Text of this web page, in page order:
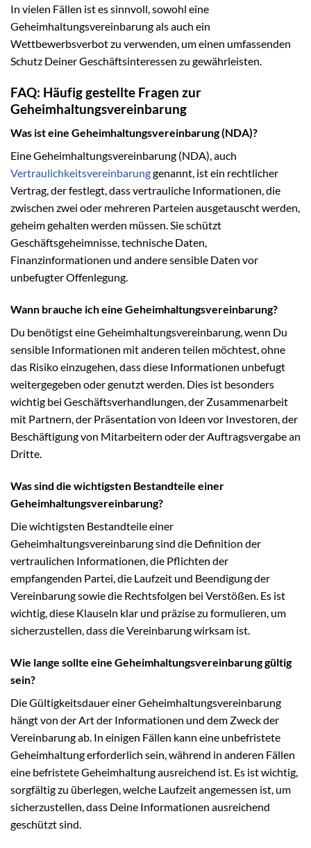
In vielen Fällen ist es sinnvoll, sowohl eine
Geheimhaltungsvereinbarung als auch ein
Wettbewerbsverbot zu verwenden, um einen umfassenden
Schutz Deiner Geschäftsinteressen zu gewährleisten.
FAQ: Häufig gestellte Fragen zur
Geheimhaltungsvereinbarung
Was ist eine Geheimhaltungsvereinbarung (NDA)?
Eine Geheimhaltungsvereinbarung (NDA), auch
Vertraulichkeitsvereinbarunggenannt, ist ein rechtlicher
Vertrag, der festlegt, dass vertrauliche Informationen, die
zwischen zwei oder mehreren Parteien ausgetauscht werden,
geheim gehalten werden müssen. Sie schützt
Geschäftsgeheimnisse, technische Daten,
Finanzinformationen und andere sensible Daten vor
unbefugter Offenlegung.
Wann brauche ich eine Geheimhaltungsvereinbarung?
Du benötigst eine Geheimhaltungsvereinbarung, wenn Du
sensible Informationen mit anderen teilen möchtest, ohne
das Risiko einzugehen, dass diese Informationen unbefugt
weitergegeben oder genutzt werden. Dies ist besonders
wichtig bei Geschäftsverhandlungen, der Zusammenarbeit
mit Partnern, der Präsentation von Ideen vor Investoren, der
Beschäftigung von Mitarbeitern oder der Auftragsvergabe an
Dritte.
Was sind die wichtigsten Bestandteile einer
Geheimhaltungsvereinbarung?
Die wichtigsten Bestandteile einer
Geheimhaltungsvereinbarung sind die Definition der
vertraulichen Informationen, die Pflichten der
empfangenden Partei, die Laufzeit und Beendigung der
Vereinbarung sowie die Rechtsfolgen bei Verstößen. Es ist
wichtig, diese Klauseln klar und präzise zu formulieren, um
sicherzustellen, dass die Vereinbarung wirksam ist.
Wie lange sollte eine Geheimhaltungsvereinbarung gültig
sein?
Die Gültigkeitsdauer einer Geheimhaltungsvereinbarung
hängt von der Art der Informationen und dem Zweck der
Vereinbarung ab. In einigen Fällen kann eine unbefristete
Geheimhaltung erforderlich sein, während in anderen Fällen
eine befristete Geheimhaltung ausreichend ist. Es ist wichtig,
sorgfältig zu überlegen, welche Laufzeit angemessen ist, um
sicherzustellen, dass Deine Informationen ausreichend
geschützt sind.